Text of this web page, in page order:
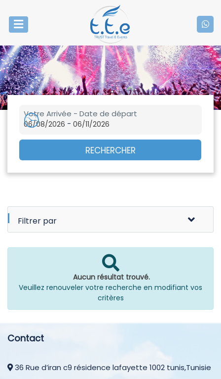
Votre Arrivée - Date de départ
06/08/2026 - 06/11/2026
RECHERCHER
Filtrer par
Aucun résultat trouvé.
Veuillez renouveler votre recherche en modifiant vos
critères
Contact
36 Rue d’iran c9 résidence lafayette 1002 tunis,Tunisie